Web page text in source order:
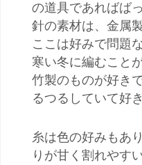
の道具であればば
針の素材は、金属
ここは好みで問題
寒い冬に編むこと
竹製のものが好き
るつるしていて好
糸は色の好みもあ
りが甘く割れやす